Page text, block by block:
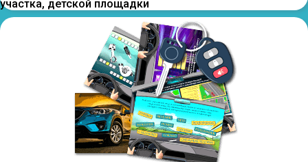
участка, детской площадки